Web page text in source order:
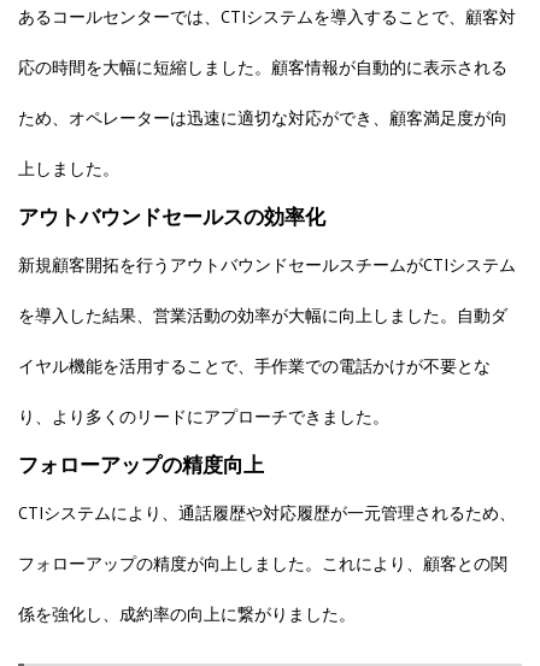
あるコールセンターでは、CTIシステムを導入することで、顧客対
応の時間を大幅に短縮しました。顧客情報が自動的に表示される
ため、オペレーターは迅速に適切な対応ができ、顧客満足度が向
上しました。
アウトバウンドセールスの効率化
新規顧客開拓を行うアウトバウンドセールスチームがCTIシステム
を導入した結果、営業活動の効率が大幅に向上しました。自動ダ
イヤル機能を活用することで、手作業での電話かけが不要とな
り、より多くのリードにアプローチできました。
フォローアップの精度向上
CTIシステムにより、通話履歴や対応履歴が一元管理されるため、
フォローアップの精度が向上しました。これにより、顧客との関
係を強化し、成約率の向上に繋がりました。